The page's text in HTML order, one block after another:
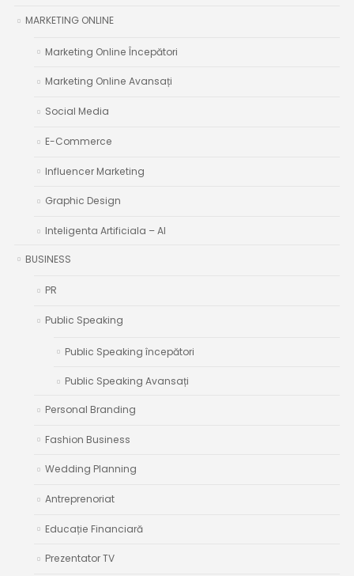
MARKETING ONLINE
Marketing Online Începători
Marketing Online Avansați
Social Media
E-Commerce
Influencer Marketing
Graphic Design
Inteligenta Artificiala – AI
BUSINESS
PR
Public Speaking
Public Speaking începători
Public Speaking Avansați
Personal Branding
Fashion Business
Wedding Planning
Antreprenoriat
Educație Financiară
Prezentator TV